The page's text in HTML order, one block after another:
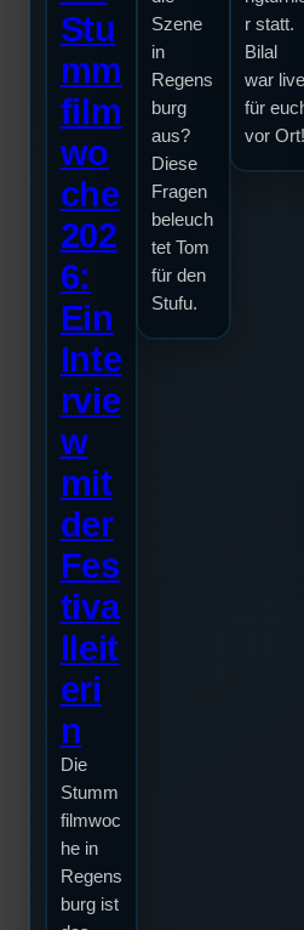
Stu
mm
film
wo
che
202
6:
Ein
Inte
rvie
w
mit
der
Fes
tiva
lleit
eri
n
Die
Stumm
filmwoc
he in
Regens
burg ist
Szene
in
Regens
burg
aus?
Diese
Fragen
beleuch
tet Tom
für den
Stufu.
r statt.
Bilal
war live
für
vor Ort!